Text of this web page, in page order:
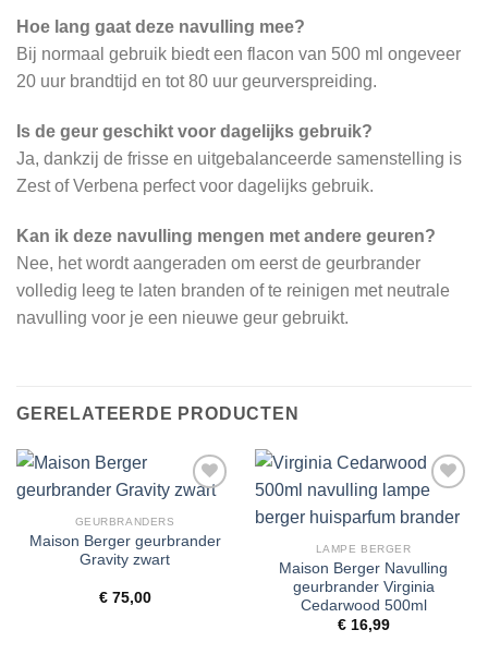
Hoe lang gaat deze navulling mee?
Bij normaal gebruik biedt een flacon van 500 ml ongeveer
20 uur brandtijd en tot 80 uur geurverspreiding.
Is de geur geschikt voor dagelijks gebruik?
Ja, dankzij de frisse en uitgebalanceerde samenstelling is
Zest of Verbena perfect voor dagelijks gebruik.
Kan ik deze navulling mengen met andere geuren?
Nee, het wordt aangeraden om eerst de geurbrander
volledig leeg te laten branden of te reinigen met neutrale
navulling voor je een nieuwe geur gebruikt.
GERELATEERDE PRODUCTEN
wenslijst
GEURBRANDERS
Maison Berger geurbrander
Gravity zwart
€75,00
aan
LAMPE BERGER
Maison Berger Navulling
geurbrander Virginia
Cedarwood 500ml
€16,99